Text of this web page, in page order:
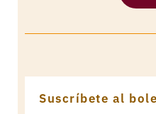
Suscríbete al